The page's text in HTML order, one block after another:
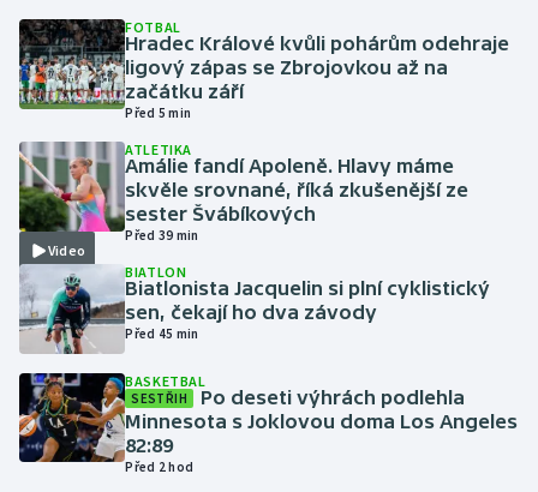
Florbal
Futsal
Gymnastika
Házená
Jezdectví
Krasobruslení
FOTBAL
Hradec Králové kvůli pohárům odehraje
ligový zápas se Zbrojovkou až na
začátku září
Před 5 min
Video
ATLETIKA
Amálie fandí Apoleně. Hlavy máme
skvěle srovnané, říká zkušenější ze
sester Švábíkových
Před 39 min
BIATLON
Biatlonista Jacquelin si plní cyklistický
sen, čekají ho dva závody
Před 45 min
BASKETBAL
SESTŘIH
Po deseti výhrách podlehla
Minnesota s Joklovou doma Los Angeles
82:89
Před 2 hod